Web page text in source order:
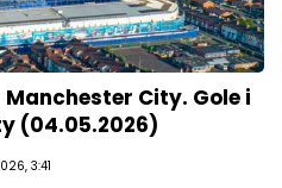
City. Gole i
(04.05.2026)
3:41